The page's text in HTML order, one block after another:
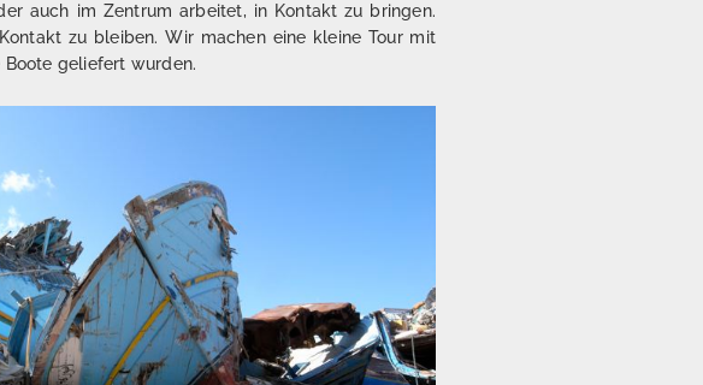
auch im Zentrum arbeitet, in Kontakt zu bringen.
zu bleiben. Wir machen eine kleine Tour mit
geliefert wurden.